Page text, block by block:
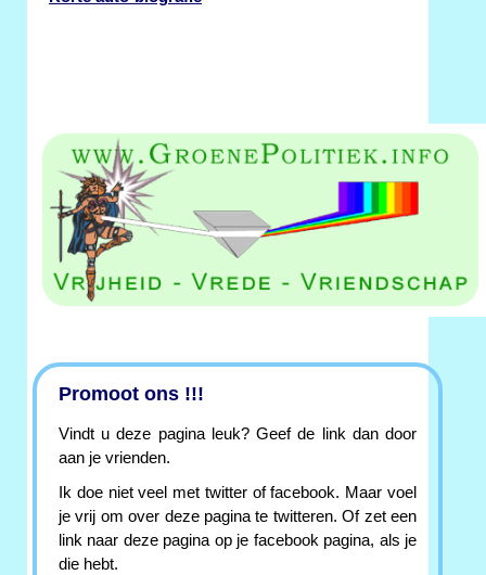
Promoot ons !!!
Vindt u deze pagina leuk? Geef de link dan door
aan je vrienden.
Ik doe niet veel met twitter of facebook. Maar voel
je vrij om over deze pagina te twitteren. Of zet een
link naar deze pagina op je facebook pagina, als je
die hebt.